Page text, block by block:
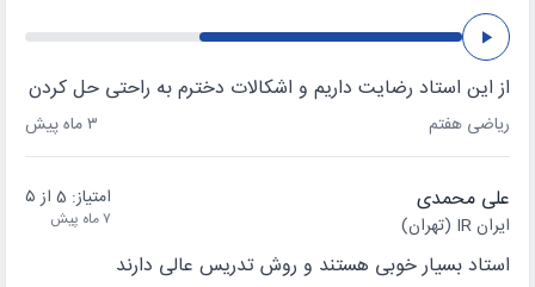
از این استاد رضایت داریم و اشکالات دخترم به راحتی حل کردن
ریاضی هفتم
علی محمدی
ایران IR (تهران)
امتیاز: 5 از ۵
استاد بسیار خوبی هستند و روش تدریس عالی دارند